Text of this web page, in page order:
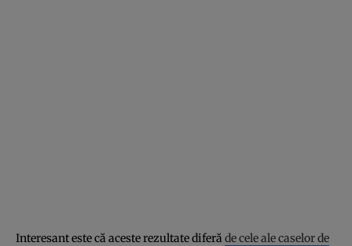
Interesant este că aceste rezultate diferă de cele ale caselor de